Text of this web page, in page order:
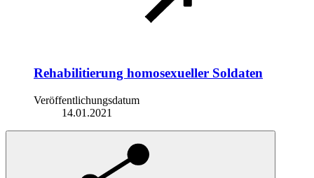
Rehabilitierung homosexueller Soldaten
Veröffentlichungsdatum
14.01.2021